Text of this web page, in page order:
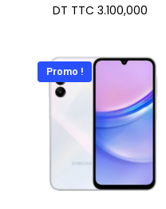
DT TTC 3.100,000
Promo !